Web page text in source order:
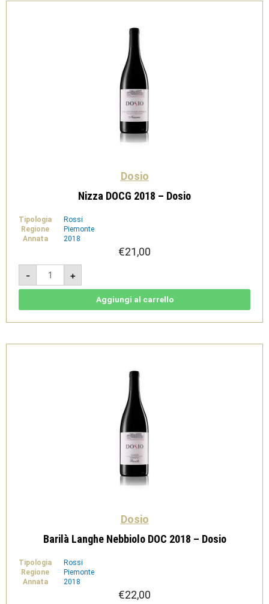
Dosio
Nizza DOCG 2018 – Dosio
Tipologia
Rossi
Regione
Piemonte
Annata
2018
€21,00
-
Nizza
DOCG
2018
-
+
Aggiungi al carrello
Dosio
Barilà Langhe Nebbiolo DOC 2018 – Dosio
Tipologia
Rossi
Regione
Piemonte
Annata
2018
€22,00